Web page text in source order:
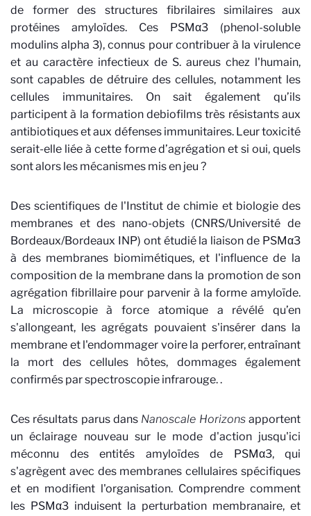
de former des structures fibrilaires similaires aux
protéines amyloïdes. Ces PSMα3 (phenol-soluble
modulins alpha 3), connus pour contribuer à la virulence
et au caractère infectieux de S. aureus chez l'humain,
sont capables de détruire des cellules, notamment les
cellules immunitaires. On sait également qu’ils
participent à la formation debiofilms très résistants aux
antibiotiques et aux défenses immunitaires. Leur toxicité
serait-elle liée à cette forme d’agrégation et si oui, quels
sont alors les mécanismes mis en jeu ?
Des scientifiques de l'Institut de chimie et biologie des
membranes et des nano-objets (CNRS/Université de
Bordeaux/Bordeaux INP) ont étudié la liaison de PSMα3
à des membranes biomimétiques, et l'influence de la
composition de la membrane dans la promotion de son
agrégation fibrillaire pour parvenir à la forme amyloïde.
La microscopie à force atomique a révélé qu’en
s'allongeant, les agrégats pouvaient s'insérer dans la
membrane et l'endommager voire la perforer, entraînant
la mort des cellules hôtes, dommages également
confirmés par spectroscopie infrarouge. .
Ces résultats parus dans Nanoscale Horizonsapportent
un éclairage nouveau sur le mode d'action jusqu'ici
méconnu des entités amyloïdes de PSMα3, qui
s'agrègent avec des membranes cellulaires spécifiques
et en modifient l'organisation. Comprendre comment
les PSMα3 induisent la perturbation membranaire, et